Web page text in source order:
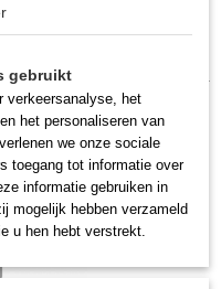
Dit
het frame van
gebruikt
verkeersanalyse, het
het personaliseren van
we onze sociale
toegang tot informatie over
informatie gebruiken in
mogelijk hebben verzameld
u hen hebt verstrekt.